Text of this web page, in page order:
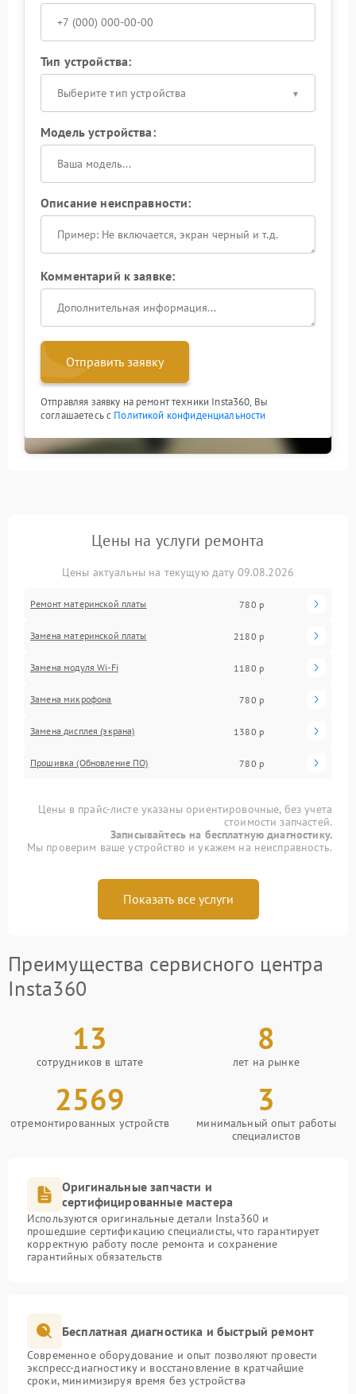
Тип устройства:
Выберите тип устройства
Модель устройства:
Описание неисправности:
Комментарий к заявке:
Отправить заявку
Отправляя заявку на ремонт техники Insta360, Вы
соглашаетесь с Политикой конфиденциальности
Цены на услуги ремонта
Цены актуальны на текущую дату 09.08.2026
Ремонт материнской платы 780 р
Замена материнской платы 2180 р
Замена модуля Wi-Fi 1180 р
Замена микрофона 780 р
Замена дисплея (экрана) 1380 р
Прошивка (Обновление ПО) 780 р
Цены в прайс-листе указаны ориентировочные, без учета
стоимости запчастей.
Записывайтесь на бесплатную диагностику.
Мы проверим ваше устройство и укажем на неисправность.
Показать все услуги
Преимущества сервисного центра
Insta360
13
сотрудников в штате
8
лет на рынке
2569
отремонтированных устройств
3
минимальный опыт работы
специалистов
Оригинальные запчасти и
сертифицированные мастера
Используются оригинальные детали Insta360 и
прошедшие сертификацию специалисты, что гарантирует
корректную работу после ремонта и сохранение
гарантийных обязательств
Бесплатная диагностика и быстрый ремонт
Современное оборудование и опыт позволяют провести
экспресс-диагностику и восстановление в кратчайшие
сроки, минимизируя время без устройства